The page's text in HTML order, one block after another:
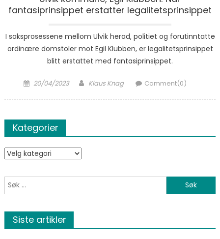
fantasiprinsippet erstatter legalitetsprinsippet
I saksprosessene mellom Ulvik herad, politiet og forutinntatte
ordinære domstoler mot Egil Klubben, er legalitetsprinsippet
blitt erstattet med fantasiprinsippet.
Posted on
20/04/2023 Author
Klaus Knag Comment(0)
Kategorier
Kategorier
Søk etter:
Siste artikler